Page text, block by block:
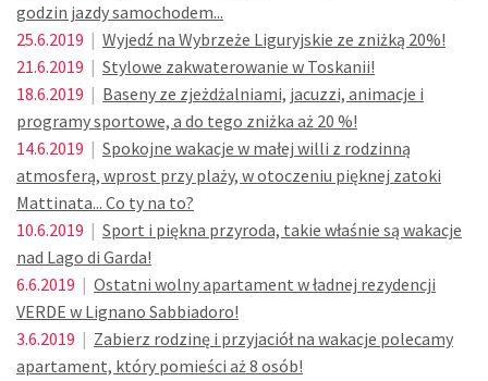
godzin jazdy samochodem...
25.6.2019 | Wyjedź na Wybrzeże Liguryjskie ze zniżką 20%!
21.6.2019 | Stylowe zakwaterowanie w Toskanii!
18.6.2019 | Baseny ze zjeżdżalniami, jacuzzi, animacje i
programy sportowe, a do tego zniżka aż 20 %!
14.6.2019 | Spokojne wakacje w małej willi z rodzinną
atmosferą, wprost przy plaży, w otoczeniu pięknej zatoki
Mattinata... Co ty na to?
10.6.2019 | Sport i piękna przyroda, takie właśnie są wakacje
nad Lago di Garda!
6.6.2019 | Ostatni wolny apartament w ładnej rezydencji
VERDE w Lignano Sabbiadoro!
3.6.2019 | Zabierz rodzinę i przyjaciół na wakacje polecamy
apartament, który pomieści aż 8 osób!